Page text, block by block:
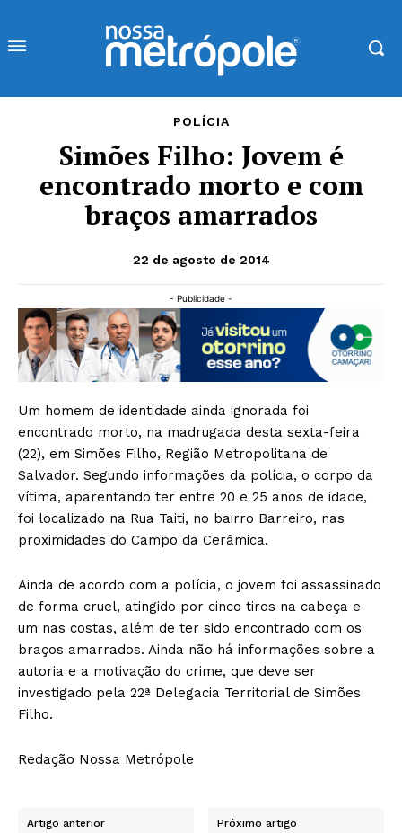
POLÍCIA
Simões Filho: Jovem é
encontrado morto e com
braços amarrados
22 de agosto de 2014
- Publicidade -
Um homem de identidade ainda ignorada foi
encontrado morto, na madrugada desta sexta-feira
(22), em Simões Filho, Região Metropolitana de
Salvador. Segundo informações da polícia, o corpo da
vítima, aparentando ter entre 20 e 25 anos de idade,
foi localizado na Rua Taiti, no bairro Barreiro, nas
proximidades do Campo da Cerâmica.
Ainda de acordo com a polícia, o jovem foi assassinado
de forma cruel, atingido por cinco tiros na cabeça e
um nas costas, além de ter sido encontrado com os
braços amarrados. Ainda não há informações sobre a
autoria e a motivação do crime, que deve ser
investigado pela 22ª Delegacia Territorial de Simões
Filho.
Redação Nossa Metrópole
Artigo anterior Próximo artigo